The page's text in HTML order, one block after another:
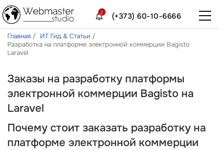
(+373) 60-10-6666
2
Главная
ИТ Гид & Статьи
Разработка на платформе электронной коммерции Bagisto
Laravel
Заказы на разработку платформы
электронной коммерции Bagisto на
Laravel
Почему стоит заказать разработку на
платформе электронной коммерции